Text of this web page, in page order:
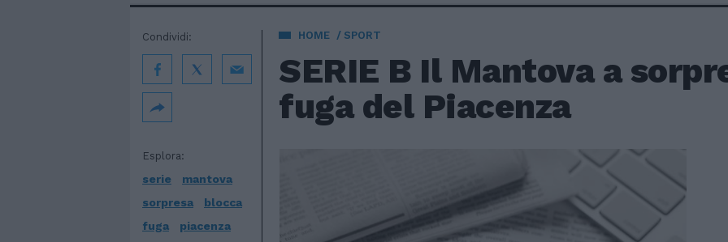
HOME SPORT
SERIE B Il Mantova a
fuga del Piacenza
Esplora:
serie
mantova
sorpresa
blocca
fuga
piacenza
Condividi: